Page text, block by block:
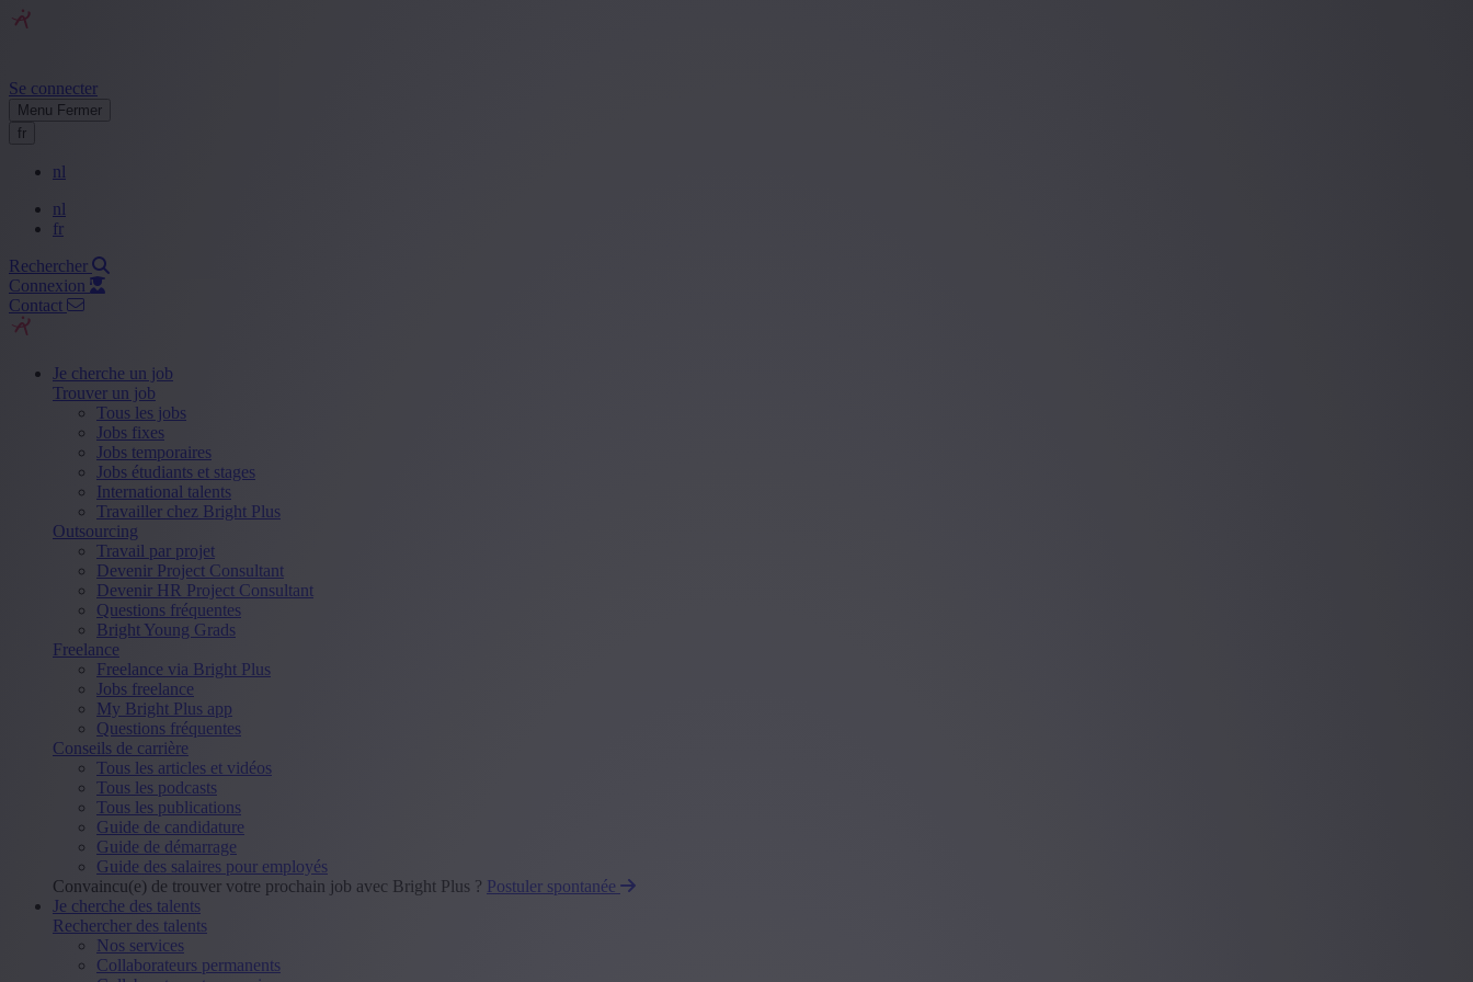
Se connecter
Menu Fermer
fr
nl
nl
fr
Rechercher
Connexion
Contact
Je cherche un job
Trouver un job
Tous les jobs
Jobs fixes
Jobs temporaires
Jobs étudiants et stages
International talents
Travailler chez Bright Plus
Outsourcing
Travail par projet
Devenir Project Consultant
Devenir HR Project Consultant
Questions fréquentes
Bright Young Grads
Freelance
Freelance via Bright Plus
Jobs freelance
My Bright Plus app
Questions fréquentes
Conseils de carrière
Tous les articles et vidéos
Tous les podcasts
Tous les publications
Guide de candidature
Guide de démarrage
Guide des salaires pour employés
Convaincu(e) de trouver votre prochain job avec Bright Plus ? Postuler spontanée
Je cherche des talents
Rechercher des talents
Nos services
Collaborateurs permanents